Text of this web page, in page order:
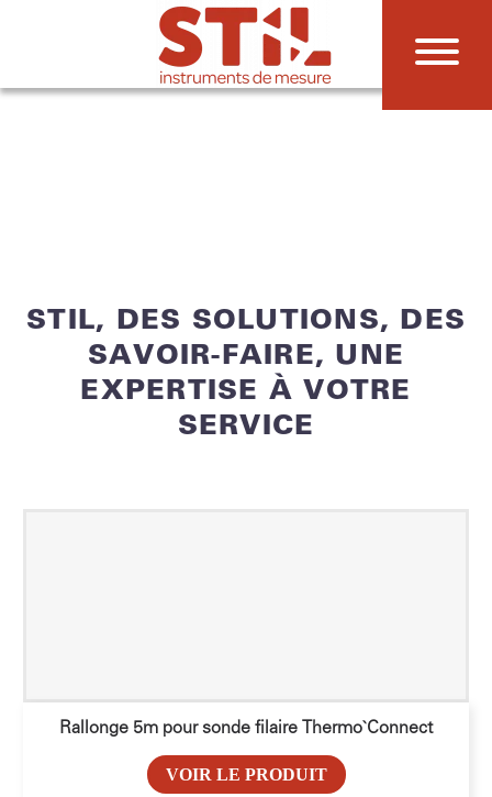
STIL, DES SOLUTIONS, DES
SAVOIR-FAIRE, UNE
EXPERTISE À VOTRE
SERVICE
Rallonge 5m pour sonde filaire Thermo`Connect
VOIR LE PRODUIT